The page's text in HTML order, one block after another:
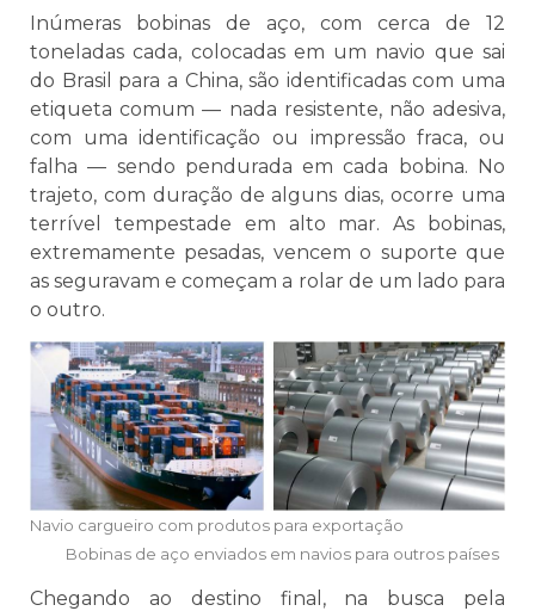
Inúmeras bobinas de aço, com cerca de 12
toneladas cada, colocadas em um navio que sai
do Brasil para a China, são identificadas com uma
etiqueta comum — nada resistente, não adesiva,
com uma identificação ou impressão fraca, ou
falha — sendo pendurada em cada bobina. No
trajeto, com duração de alguns dias, ocorre uma
terrível tempestade em alto mar. As bobinas,
extremamente pesadas, vencem o suporte que
as seguravam e começam a rolar de um lado para
o outro.
Navio cargueiro com produtos para exportação
Bobinas de aço enviados em navios para outros países
Chegando ao destino final, na busca pela